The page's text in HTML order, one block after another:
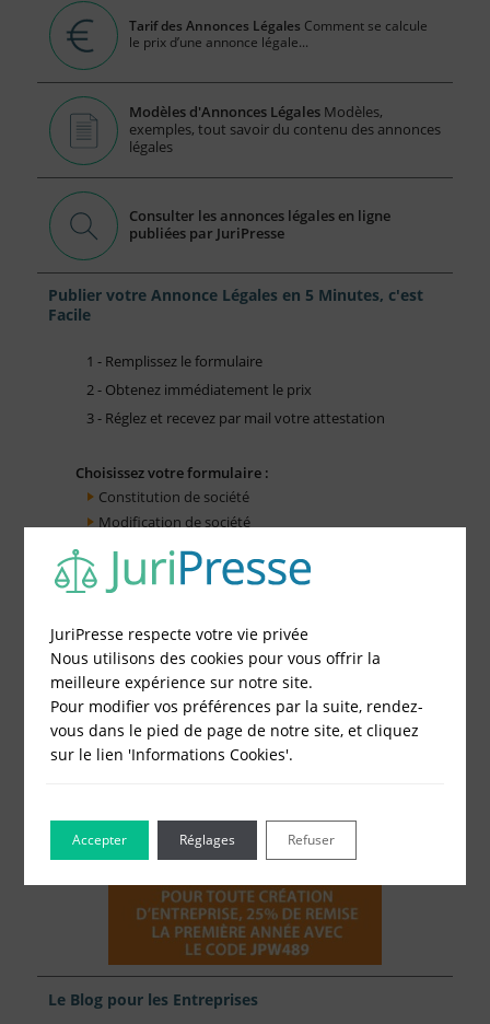
Tarif des Annonces Légales Comment se calcule
le prix d’une annonce légale...
Modèles d'Annonces Légales Modèles,
exemples, tout savoir du contenu des annonces
légales
Consulter les annonces légales en ligne
publiées par JuriPresse
Publier votre Annonce Légales en 5 Minutes, c'est
Facile
1 - Remplissez le formulaire
2 - Obtenez immédiatement le prix
3 - Réglez et recevez par mail votre attestation
Choisissez votre formulaire :
Constitution de société
Modification de société
Fonds de Commerce
Cessation d'activité
Le Blog pour les Entreprises
JuriPresse respecte votre vie privée
Nous utilisons des cookies pour vous offrir la
meilleure expérience sur notre site.
Pour modifier vos préférences par la suite, rendez-
vous dans le pied de page de notre site, et cliquez
sur le lien 'Informations Cookies'.
Accepter Refuser
Réglages